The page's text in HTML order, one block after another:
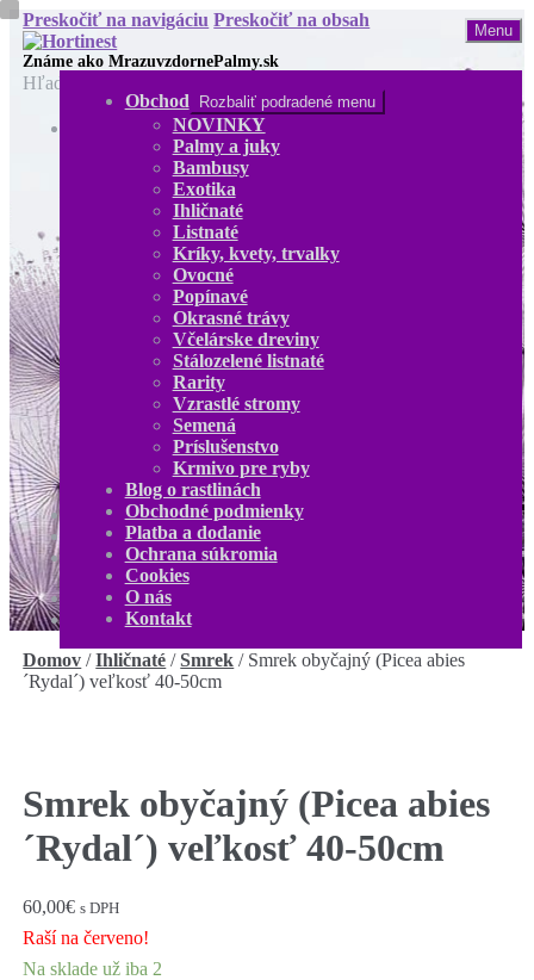
Preskočiť na navigáciu Preskočiť na obsah
Hľadať:
Menu
NOVINKY
Palmy a juky
Bambusy
Exotika
Ihličnaté
Listnaté
Kríky, kvety, trvalky
Ovocné
Popínavé
Okrasné trávy
Včelárske dreviny
Stálozelené listnaté
Rarity
Vzrastlé stromy
Semená
Príslušenstvo
Krmivo pre ryby
Blog o rastlinách
O nás
Kontakt
Obchod Rozbaliť podradené menu
NOVINKY
Palmy a juky
Bambusy
Exotika
Ihličnaté
Listnaté
Kríky, kvety, trvalky
Ovocné
Popínavé
Okrasné trávy
Včelárske dreviny
Stálozelené listnaté
Rarity
Vzrastlé stromy
Semená
Príslušenstvo
Krmivo pre ryby
Blog o rastlinách
Obchodné podmienky
Platba a dodanie
Ochrana súkromia
Cookies
O nás
Kontakt
€ 0 produktov
Domov /Ihličnaté /Smrek / Smrek obyčajný (Picea abies
´Rydal´) veľkosť 40-50cm
Smrek obyčajný (Picea abies
´Rydal´) veľkosť 40-50cm
60,00€ s DPH
Raší na červeno!
Na sklade už iba 2